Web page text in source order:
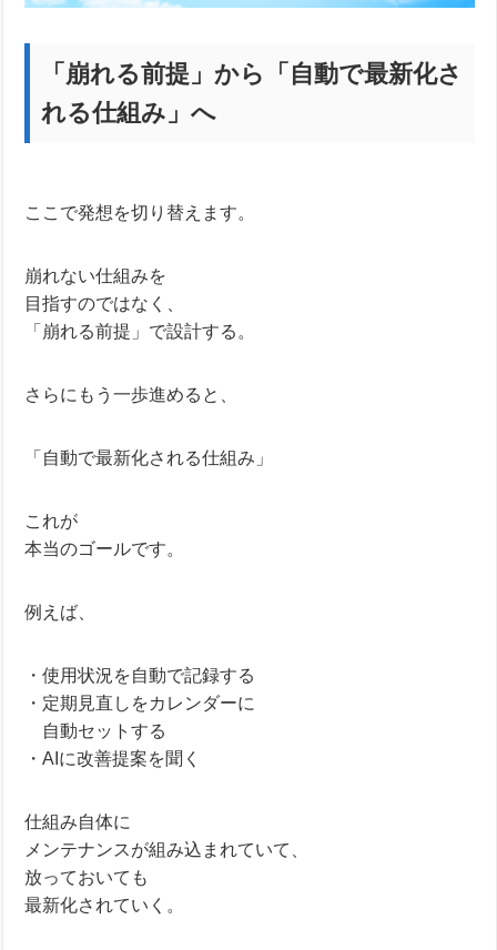
「崩れる前提」から「自動で最新化さ
れる仕組み」へ
ここで発想を切り替えます。
崩れない仕組みを
目指すのではなく、
「崩れる前提」で設計する。
さらにもう一歩進めると、
「自動で最新化される仕組み」
これが
本当のゴールです。
例えば、
・使用状況を自動で記録する
・定期見直しをカレンダーに
自動セットする
・AIに改善提案を聞く
仕組み自体に
メンテナンスが組み込まれていて、
放っておいても
最新化されていく。